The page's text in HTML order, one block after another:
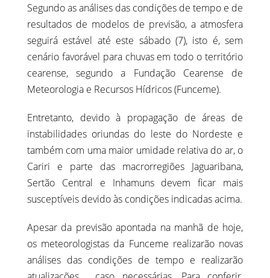
Segundo as análises das condições de tempo e de
resultados de modelos de previsão, a atmosfera
seguirá estável até este sábado (7), isto é, sem
cenário favorável para chuvas em todo o território
cearense, segundo a Fundação Cearense de
Meteorologia e Recursos Hídricos (Funceme).
Entretanto, devido à propagação de áreas de
instabilidades oriundas do leste do Nordeste e
também com uma maior umidade relativa do ar, o
Cariri e parte das macrorregiões Jaguaribana,
Sertão Central e Inhamuns devem ficar mais
susceptíveis devido às condições indicadas acima.
Apesar da previsão apontada na manhã de hoje,
os meteorologistas da Funceme realizarão novas
análises das condições de tempo e realizarão